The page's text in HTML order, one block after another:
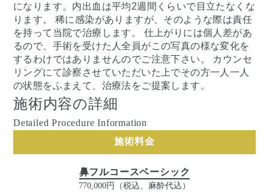
になります。内出血は平均2週間くらいで目立たなくな
ります。 稀に感染がありますが、そのような際は責任
を持って当院で治療します。 仕上がりには個人差があ
るので、手術を受けた人全員がこの写真の様な変化を
するわけではありませんのでご注意下さい。 カウンセ
リングにて診察させていただいた上でその方一人一人
の状態をふまえて、治療法をご提案します。
施術内容の詳細
Detailed Procedure Information
施術料金
鼻フルコースベーシック
770,000円（税込、麻酔代込）